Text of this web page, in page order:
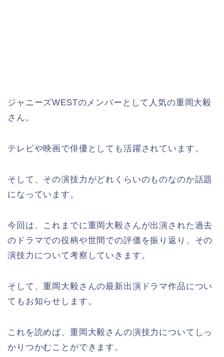
ジャニーズWESTのメンバーとして人気の重岡大毅
さん。
テレビや映画で俳優としても活躍されています。
そして、その演技力がどれくらいのものなのか話題
になっています。
今回は、これまでに重岡大毅さんが出演された過去
のドラマでの役柄や世間での評価を振り返り、その
演技力について考察していきます。
そして、重岡大毅さんの最新出演ドラマ作品につい
てもお知らせします。
これを読めば、重岡大毅さんの演技力についてしっ
かりつかむことができます。